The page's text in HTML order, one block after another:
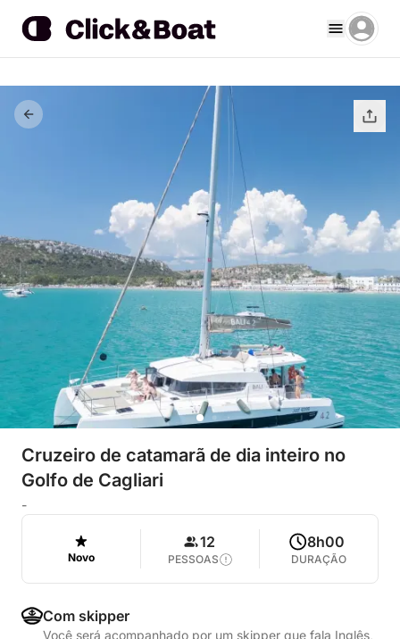
Cruzeiro de catamarã de dia inteiro no
Golfo de Cagliari
-
Novo
12
PESSOAS
8h00
DURAÇÃO
Com skipper
Você será acompanhado por um skipper que fala Inglês,